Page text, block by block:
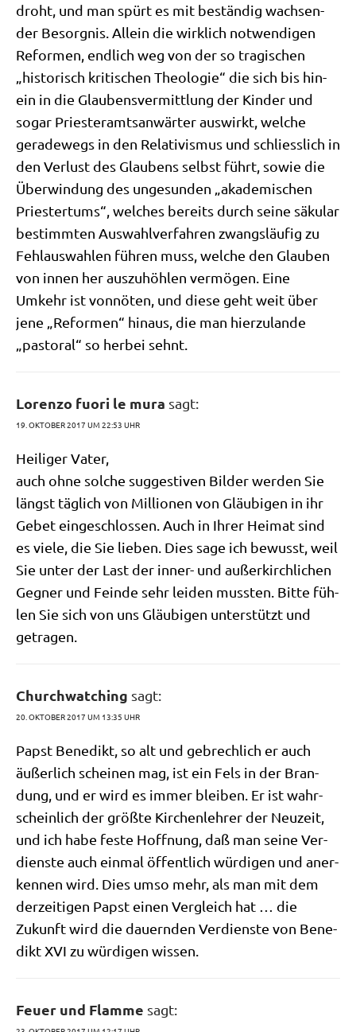
droht, und man spürt es mit bestän­dig wach­sen­
der Besorg­nis. Allein die wirk­lich not­wen­di­gen
Refor­men, end­lich weg von der so tra­gi­schen
„histo­risch kri­ti­schen Theo­lo­gie“ die sich bis hin­
ein in die Glau­bens­ver­mitt­lung der Kin­der und
sogar Prie­ster­amts­an­wär­ter aus­wirkt, wel­che
gera­de­wegs in den Rela­ti­vis­mus und schliess­lich in
den Ver­lust des Glau­bens selbst führt, sowie die
Über­win­dung des unge­sun­den „aka­de­mi­schen
Prie­ster­tums“, wel­ches bereits durch sei­ne säku­lar
bestimm­ten Aus­wahl­ver­fah­ren zwangs­läu­fig zu
Fehl­aus­wah­len füh­ren muss, wel­che den Glau­ben
von innen her aus­zu­höh­len ver­mö­gen. Eine
Umkehr ist von­nö­ten, und die­se geht weit über
jene „Refor­men“ hin­aus, die man hier­zu­lan­de
„pasto­ral“ so her­bei sehnt.
Lorenzo fuori le mura sagt:
19. OKTOBER 2017 UM 22:53 UHR
Hei­li­ger Vater,
auch ohne sol­che sug­ge­sti­ven Bil­der wer­den Sie
längst täg­lich von Mil­lio­nen von Gläu­bi­gen in ihr
Gebet ein­ge­schlos­sen. Auch in Ihrer Hei­mat sind
es vie­le, die Sie lie­ben. Dies sage ich bewusst, weil
Sie unter der Last der inner- und außer­kirch­li­chen
Geg­ner und Fein­de sehr lei­den muss­ten. Bit­te füh­
len Sie sich von uns Gläu­bi­gen unter­stützt und
getragen.
Churchwatching sagt:
20. OKTOBER 2017 UM 13:35 UHR
Papst Bene­dikt, so alt und gebrech­lich er auch
äußer­lich schei­nen mag, ist ein Fels in der Bran­
dung, und er wird es immer blei­ben. Er ist wahr­
schein­lich der größ­te Kir­chen­leh­rer der Neu­zeit,
und ich habe feste Hoff­nung, daß man sei­ne Ver­
dien­ste auch ein­mal öffent­lich wür­di­gen und aner­
ken­nen wird. Dies umso mehr, als man mit dem
der­zei­ti­gen Papst einen Ver­gleich hat … die
Zukunft wird die dau­ern­den Ver­dien­ste von Bene­
dikt XVI zu wür­di­gen wissen.
Feuer und Flamme sagt: